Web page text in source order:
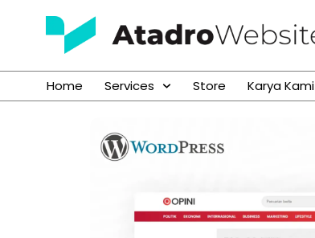
Home Services Store Karya Kami